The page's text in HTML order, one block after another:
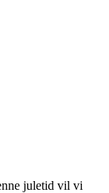
juletid vil vi